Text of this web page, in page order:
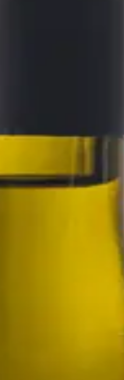
nije samo proizvod, već iskustvo
jeste, toplom, direktnom i punom
prolazi kroz njene ruke i njenu
Zna svaki red, svaki traktor,
na koji to radi ostavlja trag. Ljudi
njom vino nikada nije samo piće,
probali, nema priče!
i snimati, ali njen trag je